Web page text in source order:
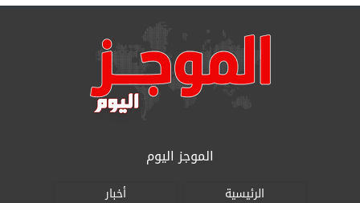
الموجز اليوم
الرئيسية أخبار